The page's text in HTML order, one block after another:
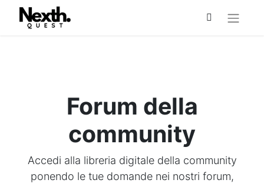
Forum della
community
Accedi alla libreria digitale della community
ponendo le tue domande nei nostri forum,